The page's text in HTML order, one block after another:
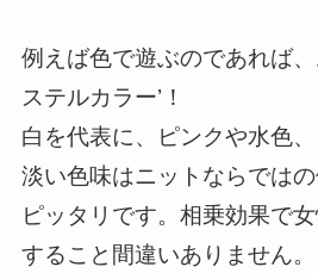
例えば色で遊ぶのであれば、
ステルカラー’！
白を代表に、ピンクや水色
淡い色味はニットならでは
ピッタリです。相乗効果で
すること間違いありません。